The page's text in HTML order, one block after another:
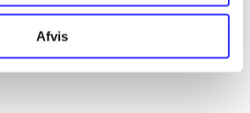
Afvis